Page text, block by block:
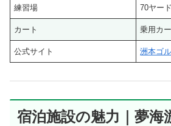
練習場 70ヤー
カート 乗用カ
公式サイト 洲本ゴ
宿泊施設の魅力｜夢海